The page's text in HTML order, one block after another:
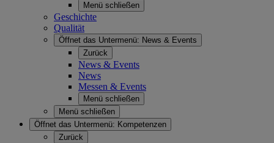
Menü schließen
Geschichte
Qualität
Öffnet das Untermenü: News & Events
Zurück
News & Events
News
Messen & Events
Menü schließen
Menü schließen
Öffnet das Untermenü: Kompetenzen
Zurück